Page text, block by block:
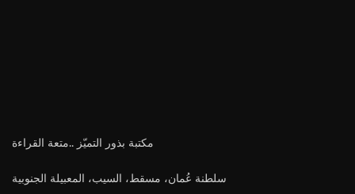
مكتبة بذور التميّز ..متعة القراءة
سلطنة عُمان، مسقط، السيب، المعبيلة الجنوبية